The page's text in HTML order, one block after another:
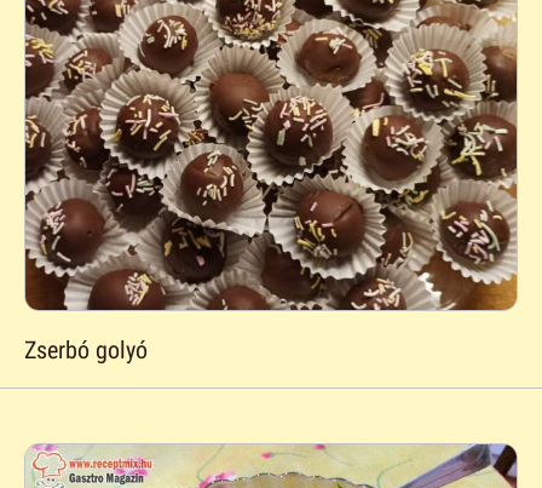
Zserbó golyó